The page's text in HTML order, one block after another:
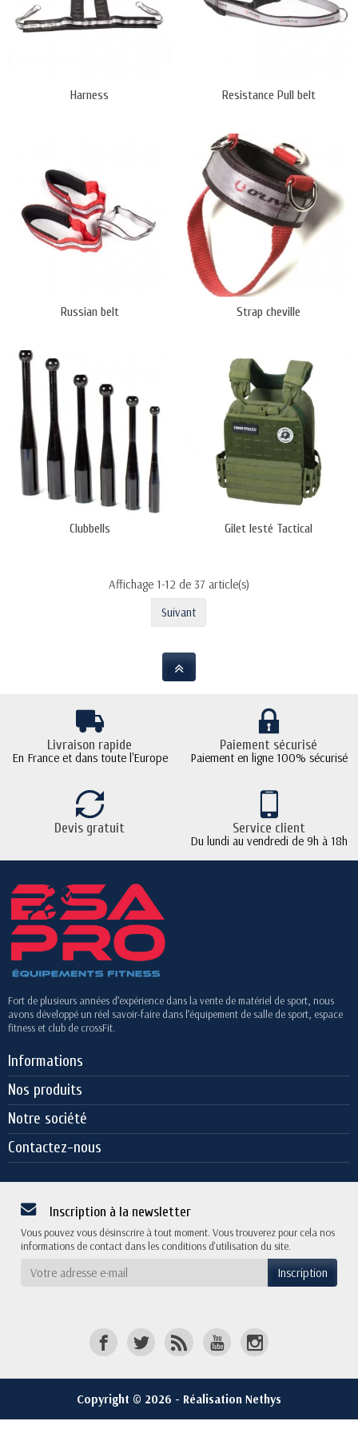
Harness Resistance Pull belt
Russian belt Strap cheville
Clubbells Gilet lesté Tactical
Affichage 1-12 de 37 article(s)
Suivant
Livraison rapide
En France et dans toute l'Europe
Paiement sécurisé
Paiement en ligne 100% sécurisé
Devis gratuit Service client
Du lundi au vendredi de 9h à 18h
Fort de plusieurs années d’expérience dans la vente de matériel de sport, nous
avons développé un réel savoir-faire dans l’équipement de salle de sport, espace
fitness et club de crossFit.
Informations
Nos produits
Notre société
Contactez-nous
Inscription à la newsletter
Vous pouvez vous désinscrire à tout moment. Vous trouverez pour cela nos
informations de contact dans les conditions d'utilisation du site.
Copyright © 2026 - Réalisation Nethys